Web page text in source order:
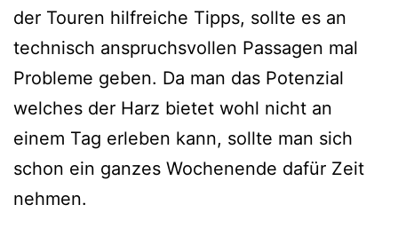
der Touren hilfreiche Tipps, sollte es an
technisch anspruchsvollen Passagen mal
Probleme geben. Da man das Potenzial
welches der Harz bietet wohl nicht an
einem Tag erleben kann, sollte man sich
schon ein ganzes Wochenende dafür Zeit
nehmen.